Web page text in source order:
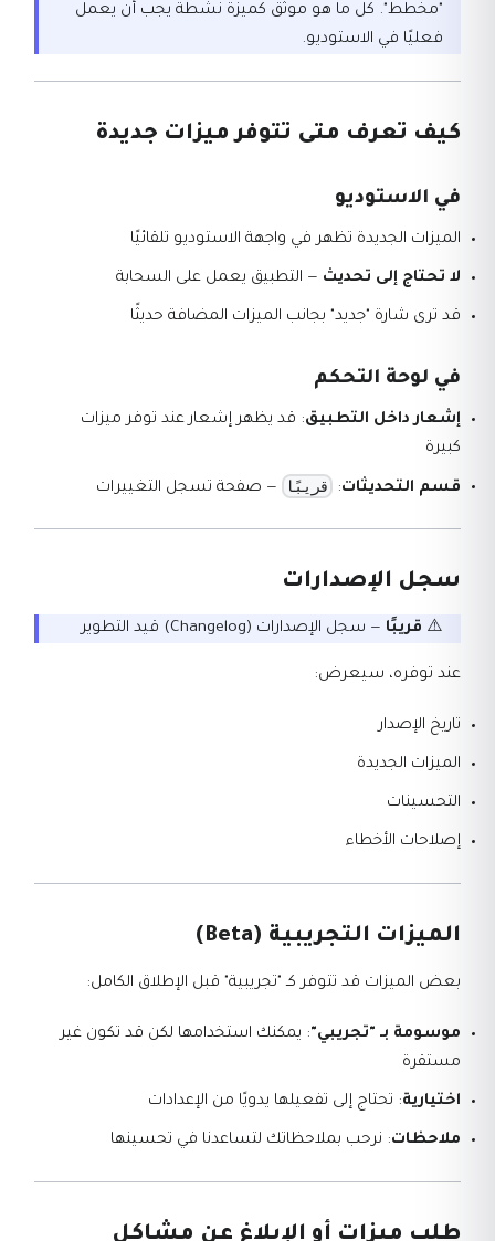
"مخطط". كل ما هو موثق كميزة نشطة يجب أن يعمل
فعليًا في الاستوديو.
كيف تعرف متى تتوفر ميزات جديدة
في الاستوديو
الميزات الجديدة تظهر في واجهة الاستوديو تلقائيًا
لا تحتاج إلى تحديث — التطبيق يعمل على السحابة
قد ترى شارة "جديد" بجانب الميزات المضافة حديثًا
في لوحة التحكم
إشعار داخل التطبيق: قد يظهر إشعار عند توفر ميزات
كبيرة
قسم التحديثات: قريبًا — صفحة تسجل التغييرات
سجل الإصدارات
⚠️ قريبًا — سجل الإصدارات (Changelog) قيد التطوير
عند توفره، سيعرض:
تاريخ الإصدار
الميزات الجديدة
التحسينات
إصلاحات الأخطاء
الميزات التجريبية (Beta)
بعض الميزات قد تتوفر كـ "تجريبية" قبل الإطلاق الكامل:
موسومة بـ "تجريبي": يمكنك استخدامها لكن قد تكون غير
مستقرة
اختيارية: تحتاج إلى تفعيلها يدويًا من الإعدادات
ملاحظات: نرحب بملاحظاتك لتساعدنا في تحسينها
طلب ميزات أو الإبلاغ عن مشاكل